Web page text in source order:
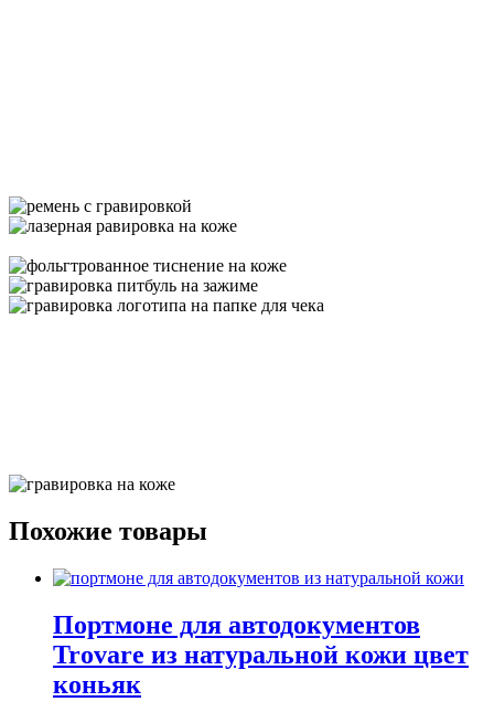
Похожие товары
Портмоне для автодокументов
Trovare из натуральной кожи цвет
коньяк